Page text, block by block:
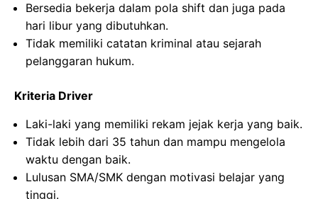
Bersedia bekerja dalam pola shift dan juga pada
hari libur yang dibutuhkan.
Tidak memiliki catatan kriminal atau sejarah
pelanggaran hukum.
Kriteria Driver
Laki-laki yang memiliki rekam jejak kerja yang baik.
Tidak lebih dari 35 tahun dan mampu mengelola
waktu dengan baik.
Lulusan SMA/SMK dengan motivasi belajar yang
tinggi.